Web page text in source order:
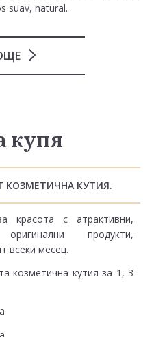
suav, natural.
купя
КОЗМЕТИЧНА КУТИЯ.
красота с атрактивни,
продукти,
всеки месец.
козметична кутия за 1, 3